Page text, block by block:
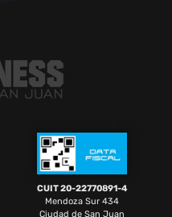
CUIT 20-22770891-4
Mendoza Sur 434
Ciudad de San Juan